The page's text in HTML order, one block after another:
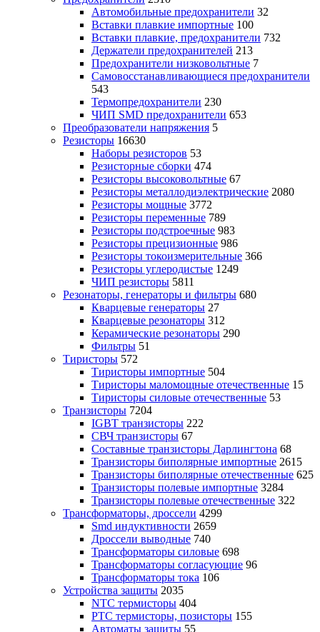
Автомобильные предохранители 32
Вставки плавкие импортные 100
Вставки плавкие, предохранители 732
Держатели предохранителей 213
Предохранители низковольтные 7
Самовосстанавливающиеся предохранители
543
Термопредохранители 230
ЧИП SMD предохранители 653
Преобразователи напряжения 5
Резисторы 16630
Наборы резисторов 53
Резисторные сборки 474
Резисторы высоковольтные 67
Резисторы металлодиэлектрические 2080
Резисторы мощные 3772
Резисторы переменные 789
Резисторы подстроечные 983
Резисторы прецизионные 986
Резисторы токоизмерительные 366
Резисторы углеродистые 1249
ЧИП резисторы 5811
Резонаторы, генераторы и фильтры 680
Кварцевые генераторы 27
Кварцевые резонаторы 312
Керамические резонаторы 290
Фильтры 51
Тиристоры 572
Тиристоры импортные 504
Тиристоры маломощные отечественные 15
Тиристоры силовые отечественные 53
Транзисторы 7204
IGBT транзисторы 222
СВЧ транзисторы 67
Составные транзисторы Дарлингтона 68
Транзисторы биполярные импортные 2615
Транзисторы биполярные отечественные 625
Транзисторы полевые импортные 3284
Транзисторы полевые отечественные 322
Трансформаторы, дроссели 4299
Smd индуктивности 2659
Дроссели выводные 740
Трансформаторы силовые 698
Трансформаторы согласующие 96
Трансформаторы тока 106
Устройства защиты 2035
NTC термисторы 404
PTC термисторы, позисторы 155
Автоматы защиты 55